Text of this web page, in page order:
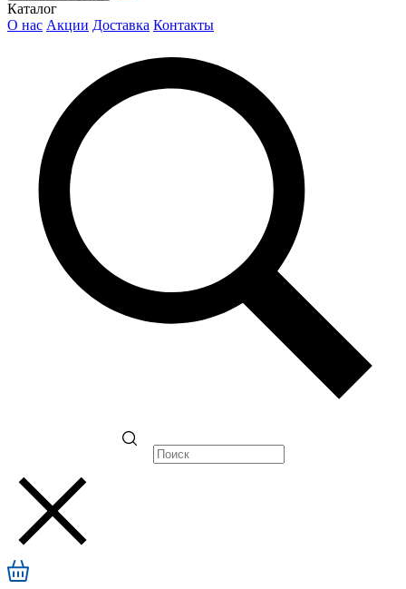
Каталог
О нас Акции Доставка Контакты